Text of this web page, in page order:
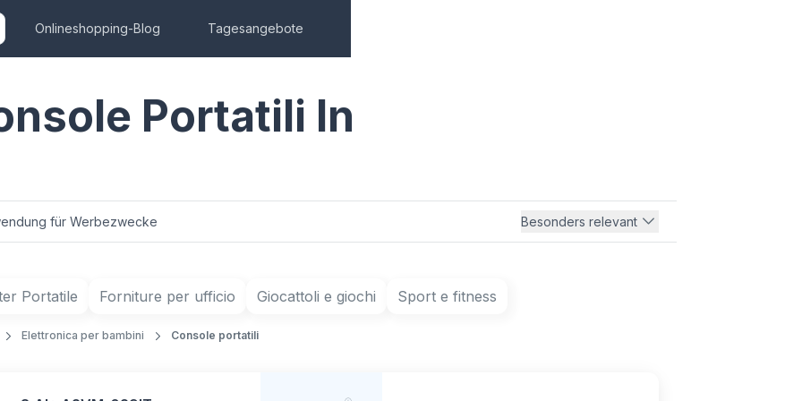
Onlineshopping-Blog Tagesangebote
Portatili In
für Werbezwecke Besonders relevant
Portatile Forniture per ufficio Giocattoli e giochi Sport e fitness
Elettronica per bambini Console portatili